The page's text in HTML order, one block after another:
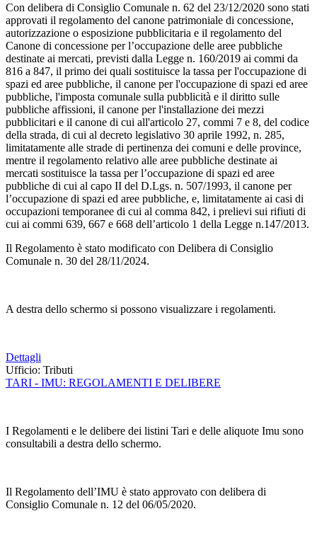
Con delibera di Consiglio Comunale n. 62 del 23/12/2020 sono stati
approvati il regolamento del canone patrimoniale di concessione,
autorizzazione o esposizione pubblicitaria e il regolamento del
Canone di concessione per l’occupazione delle aree pubbliche
destinate ai mercati, previsti dalla Legge n. 160/2019 ai commi da
816 a 847, il primo dei quali sostituisce la tassa per l'occupazione di
spazi ed aree pubbliche, il canone per l'occupazione di spazi ed aree
pubbliche, l'imposta comunale sulla pubblicità e il diritto sulle
pubbliche affissioni, il canone per l'installazione dei mezzi
pubblicitari e il canone di cui all'articolo 27, commi 7 e 8, del codice
della strada, di cui al decreto legislativo 30 aprile 1992, n. 285,
limitatamente alle strade di pertinenza dei comuni e delle province,
mentre il regolamento relativo alle aree pubbliche destinate ai
mercati sostituisce la tassa per l’occupazione di spazi ed aree
pubbliche di cui al capo II del D.Lgs. n. 507/1993, il canone per
l’occupazione di spazi ed aree pubbliche, e, limitatamente ai casi di
occupazioni temporanee di cui al comma 842, i prelievi sui rifiuti di
cui ai commi 639, 667 e 668 dell’articolo 1 della Legge n.147/2013.
Il Regolamento è stato modificato con Delibera di Consiglio
Comunale n. 30 del 28/11/2024.
A destra dello schermo si possono visualizzare i regolamenti.
Dettagli
Ufficio: Tributi
TARI - IMU: REGOLAMENTI E DELIBERE
I Regolamenti e le delibere dei listini Tari e delle aliquote Imu sono
consultabili a destra dello schermo.
Il Regolamento dell’IMU è stato approvato con delibera di
Consiglio Comunale n. 12 del 06/05/2020.